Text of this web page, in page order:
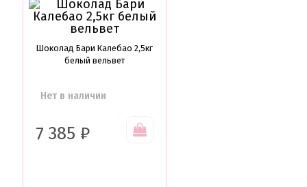
Шоколад Бари Калебао 2,5кг
белый вельвет
Нет в наличии
7 385 ₽